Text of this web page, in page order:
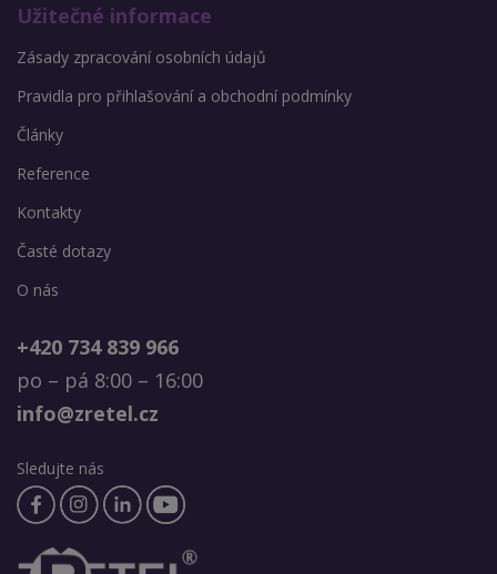
Užitečné informace
Zásady zpracování osobních údajů
Pravidla pro přihlašování a obchodní podmínky
Články
Reference
Kontakty
Časté dotazy
O nás
+420 734 839 966
po – pá 8:00 – 16:00
info@zretel.cz
Sledujte nás